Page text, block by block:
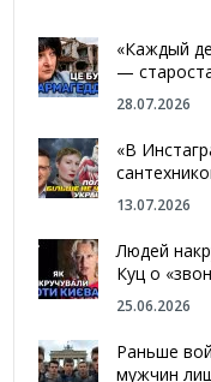
«Каждый
—
28.07.2026
«В
13.07.2026
Людей
Куц о
25.06.2026
Раньше
мужчин